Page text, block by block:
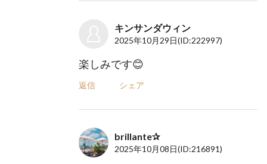
キンサンダウィン
2025年10月29日(ID:222997)
楽しみです😊
返信 シェア
brillante✰
2025年10月08日(ID:216891)